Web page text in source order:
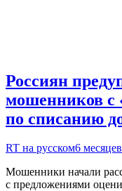
Россиян
мошенников с
по списанию
RT на русском6
Мошенники начали
с предложениями